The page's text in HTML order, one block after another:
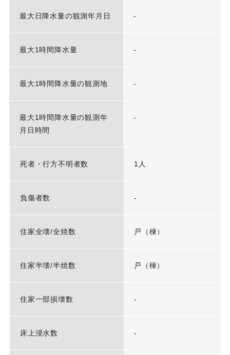
最大日降水量の観測年月日 -
最大1時間降水量 -
最大1時間降水量の観測地 -
最大1時間降水量の観測年
月日時間
-
死者・行方不明者数 1人
負傷者数 -
住家全壊/全焼数 戸（棟）
住家半壊/半焼数 戸（棟）
住家一部損壊数 -
床上浸水数 -